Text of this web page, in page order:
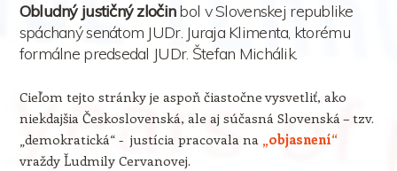
Obludný justičný zločinbol v Slovenskej republike
spáchaný senátom JUDr. Juraja Klimenta, ktorému
formálne predsedal JUDr. Štefan Michálik.
Cieľom tejto stránky je aspoň čiastočne vysvetliť, ako
niekdajšia Československá, ale aj súčasná Slovenská – tzv.
„demokratická“ - justícia pracovala na „objasnení“
vraždy Ľudmily Cervanovej.